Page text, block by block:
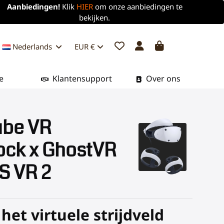
Aanbiedingen!Klik HIER om onze aanbiedingen te
bekijken.
EUR €
Nederlands
Over ons
Klantensupport
VR
x GhostVR
VR 2
virtuele strijdveld